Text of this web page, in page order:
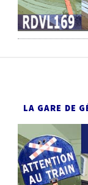
LA GARE DE